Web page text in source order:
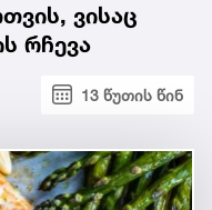
ვისაც
რჩევა
13 წუთის წინ